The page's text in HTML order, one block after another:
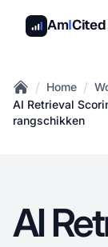
AmICited
Home
/ Home /
AI Retrieval
rangschikken
AI